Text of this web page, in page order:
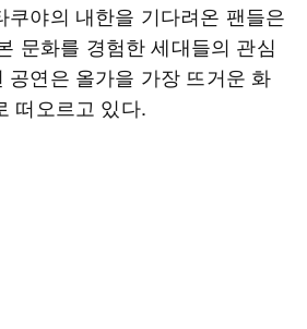
쿠야의 내한을 기다려온 팬들은
문화를 경험한 세대들의 관심
공연은 올가을 가장 뜨거운 화
떠오르고 있다.